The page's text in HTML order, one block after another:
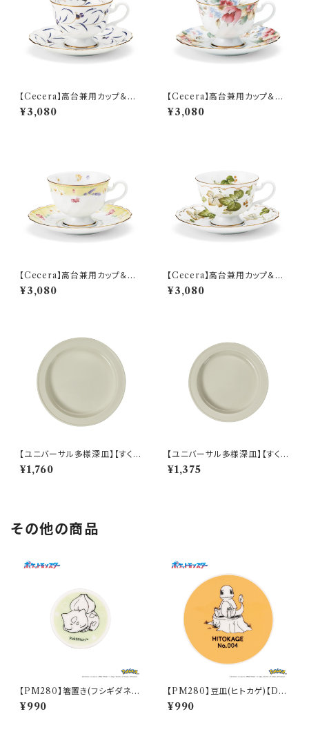
【Cecera】高台兼用カップ＆ソ
ーサー【CE1001-28K】
¥3,080
【Cecera】高台兼用カップ＆ソ
ーサー【CE1005-28K】
¥3,080
【Cecera】高台兼用カップ＆ソ
ーサー【CE1033-28K】
¥3,080
【Cecera】高台兼用カップ＆ソ
ーサー【CE1034-28K】
¥3,080
【ユニバーサル多様深皿】【すくい
やすいうつわ】21cm ディーププ
レート（ホワイト）【NB10】
¥1,760
【ユニバーサル多様深皿】【すくい
やすいうつわ】19cm ディーププ
レート（ホワイト）【NB10】
¥1,375
その他の商品
【PM280】箸置き(フシギダネ)
【Daily Sketch】PM281-402
¥990
【PM280】豆皿(ヒトカゲ)【Dail
y Sketch】PM282-333
¥990